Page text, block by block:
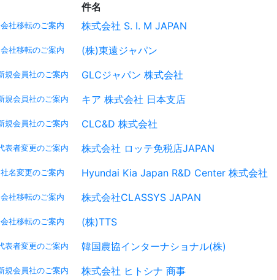
件名
会社移転のご案内 株式会社 S. I. M JAPAN
会社移転のご案内 (株)東遠ジャパン
規会員社のご案内 GLCジャパン 株式会社
規会員社のご案内 キア 株式会社 日本支店
規会員社のご案内 CLC&D 株式会社
表者変更のご案内 株式会社 ロッテ免税店JAPAN
社名変更のご案内 Hyundai Kia Japan R&D Center 株式会社
会社移転のご案内 株式会社CLASSYS JAPAN
会社移転のご案内 (株)TTS
表者変更のご案内 韓国農協インターナショナル(株)
規会員社のご案内 株式会社 ヒトシナ 商事